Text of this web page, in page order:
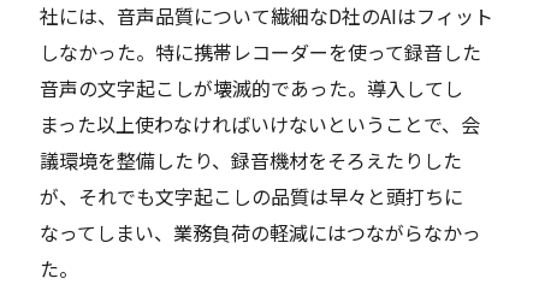
社には、音声品質について繊細なD社のAIはフィット
しなかった。特に携帯レコーダーを使って録音した
音声の文字起こしが壊滅的であった。導入してし
まった以上使わなければいけないということで、会
議環境を整備したり、録音機材をそろえたりした
が、それでも文字起こしの品質は早々と頭打ちに
なってしまい、業務負荷の軽減にはつながらなかっ
た。